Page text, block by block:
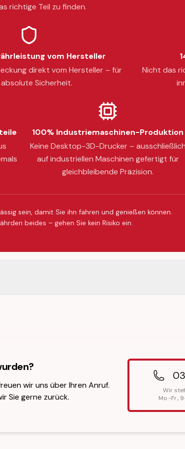
richtige Teil zu finden.
vom Hersteller
direkt vom Hersteller – für
Sicherheit.
Nicht das
100% Industriemaschinen-Produktion
Keine Desktop-3D-Drucker – ausschließlich
auf industriellen Maschinen gefertigt für
gleichbleibende Präzision.
sein, damit Sie ihn fahren und genießen können.
beides – gehen Sie kein Risiko ein.
wir uns über Ihren Anruf.
Sie gerne zurück.
Wir
Mo.-Fr.,